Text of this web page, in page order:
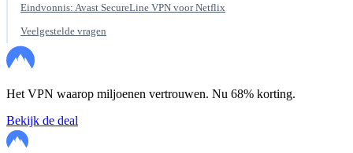
Eindvonnis: Avast SecureLine VPN voor Netflix
Veelgestelde vragen
Het VPN waarop miljoenen vertrouwen. Nu 68% korting.
Bekijk de deal